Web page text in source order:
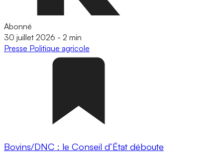
Abonné
30 juillet 2026 - 2 min
Presse Politique agricole
Bovins/DNC : le Conseil d’État déboute